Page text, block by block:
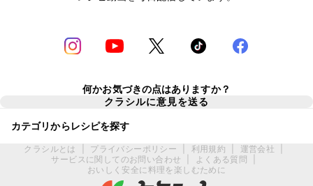
何かお気づきの点はありますか？
クラシルに意見を送る
カテゴリからレシピを探す
クラシルとは プライバシーポリシー 利用規約 運営会社
サービスに関してのお問い合わせ
よくある質問
おいしく安全に料理を楽しむために